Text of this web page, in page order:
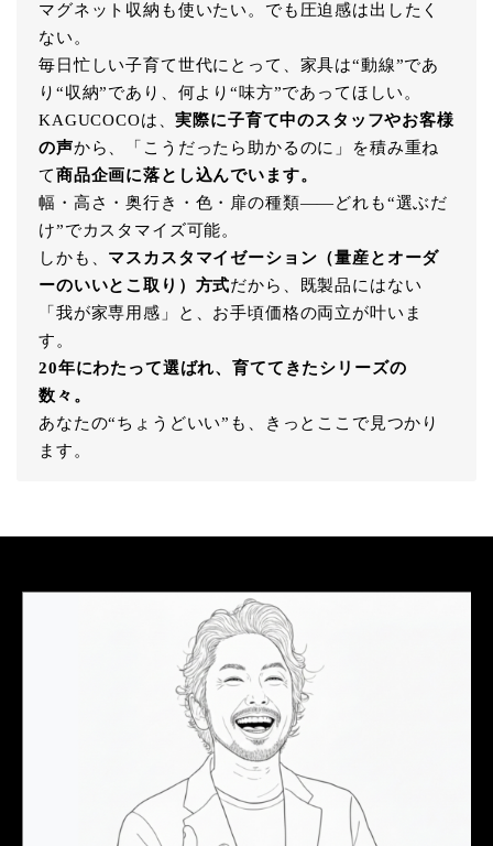
マグネット収納も使いたい。でも圧迫感は出したく
ない。
毎日忙しい子育て世代にとって、家具は“動線”であ
り“収納”であり、何より“味方”であってほしい。
KAGUCOCOは、実際に子育て中のスタッフやお客様
の声から、「こうだったら助かるのに」を積み重ね
て商品企画に落とし込んでいます。
幅・高さ・奥行き・色・扉の種類――どれも“選ぶだ
け”でカスタマイズ可能。
しかも、 マスカスタマイゼーション（量産とオーダ
ーのいいとこ取り）方式だから、既製品にはない
「我が家専用感」と、お手頃価格の両立が叶いま
す。
20年にわたって選ばれ、育ててきたシリーズの
数々。
あなたの“ちょうどいい”も、きっとここで見つかり
ます。